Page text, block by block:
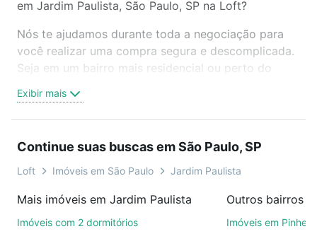
em Jardim Paulista, São Paulo, SP na Loft?
Nós te ajudamos durante toda a negociação para
você realizar uma compra segura e descomplicada.
Seja em um bairro mais residencial ou perto do
oferta ideal de Imóveis com 2 quartos à venda em
Jardim Paulista, São Paulo, SP para conquistar seu
videochamada, é grátis, sem compromisso e você
ainda conta com mais de 46 mil corretores e
de imóveis.
Exibir mais
Continue suas buscas em São Paulo, SP
Loft Imóveis em São Paulo Jardim Paulista
Mais imóveis em Jardim Paulista
Imóveis com 2 dormitórios
Outros bairros
Imóveis em